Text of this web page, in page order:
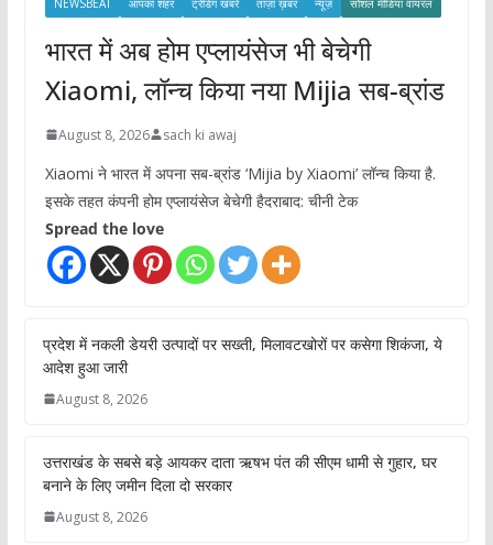
भारत में अब होम एप्लायंसेज भी बेचेगी
Xiaomi, लॉन्च किया नया Mijia सब-ब्रांड
August 8, 2026 sach ki awaj
Xiaomi ने भारत में अपना सब-ब्रांड ‘Mijia by Xiaomi’ लॉन्च किया है.
इसके तहत कंपनी होम एप्लायंसेज बेचेगी हैदराबाद: चीनी टेक
Spread the love
प्रदेश में नकली डेयरी उत्पादों पर सख्ती, मिलावटखोरों पर कसेगा शिकंजा, ये
आदेश हुआ जारी
August 8, 2026
उत्तराखंड के सबसे बड़े आयकर दाता ऋषभ पंत की सीएम धामी से गुहार, घर
बनाने के लिए जमीन दिला दो सरकार
August 8, 2026